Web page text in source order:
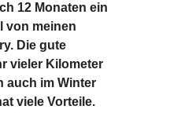
12 Monaten ein
von meinen
Die gute
vieler Kilometer
auch im Winter
viele Vorteile.